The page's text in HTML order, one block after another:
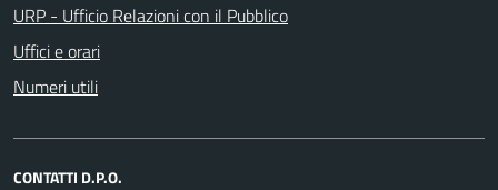
URP - Ufficio Relazioni con il Pubblico
Uffici e orari
Numeri utili
CONTATTI D.P.O.